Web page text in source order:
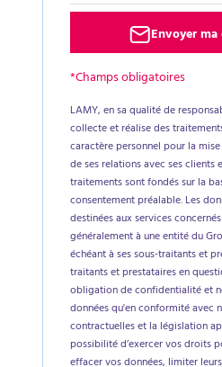
Envoyer
*Champs obligatoires
LAMY, en sa qualité de
collecte et réalise des
caractère personnel pour la
de ses relations avec ses clients
traitements sont fondés sur la
consentement préalable. Les
destinées aux services
généralement à une entité du
échéant à ses sous-traitants et
traitants et prestataires en
obligation de confidentialité et
données qu'en conformité avec
contractuelles et la législation
possibilité d’exercer vos droits